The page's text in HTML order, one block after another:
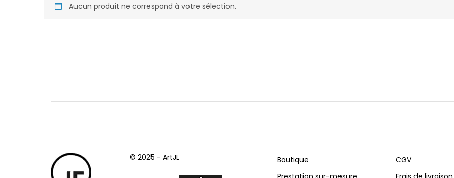
Aucun produit ne correspond à votre sélection.
© 2025 - ArtJL
Boutique
CGV